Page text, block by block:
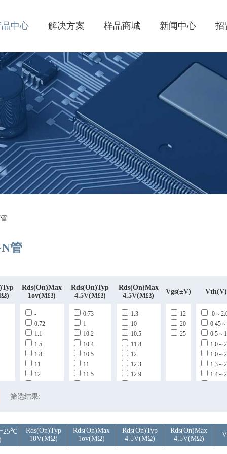
品中心 解决方案 样品商城 新闻中心 招
管
Rds(on)max
1ov(mΩ)
Rds(on)Typ
4.5V(mΩ)
Rds(on)max
4.5V(mΩ)
Vgs(±V) Vth(V)
-
0.72
1.1
1.5
1.8
11
12
140
150
16.8
17.5
0.73
1
10.2
10.4
10.5
11
11.5
16.5
17
17.7
1.3
10
10.5
11.8
12
12.3
12.9
18
2.6
20
12
20
25
.0～
0.45
0.5～1
1.0～
1.0～
1.3～
1.4～
1～3
1～3.0
2.0～
筛选结果:
Rds(on)Typ
10V(mΩ)
Rds(on)max
1ov(mΩ)
Rds(on)Typ
4.5V(mΩ)
Rds(on)max
4.5V(mΩ)